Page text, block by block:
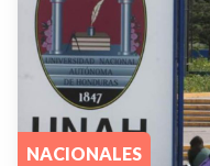
NACIONALES